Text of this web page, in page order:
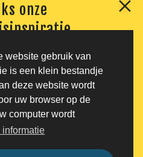
website gebruik van
is een klein bestandje
deze website wordt
uw browser op de
computer wordt
informatie
onze
meer informatie over de
een 9,7. Berekend uit 230
- Privé-reizen op maat
by